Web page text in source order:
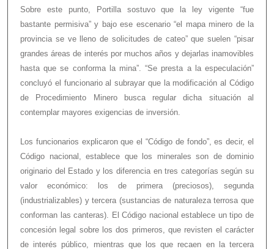
Sobre este punto, Portilla sostuvo que la ley vigente “fue
bastante permisiva” y bajo ese escenario “el mapa minero de la
provincia se ve lleno de solicitudes de cateo” que suelen “pisar
grandes áreas de interés por muchos años y dejarlas inamovibles
hasta que se conforma la mina”. “Se presta a la especulación”
concluyó el funcionario al subrayar que la modificación al Código
de Procedimiento Minero busca regular dicha situación al
contemplar mayores exigencias de inversión.
Los funcionarios explicaron que el “Código de fondo”, es decir, el
Código nacional, establece que los minerales son de dominio
originario del Estado y los diferencia en tres categorías según su
valor económico: los de primera (preciosos), segunda
(industrializables) y tercera (sustancias de naturaleza terrosa que
conforman las canteras). El Código nacional establece un tipo de
concesión legal sobre los dos primeros, que revisten el carácter
de interés público, mientras que los que recaen en la tercera